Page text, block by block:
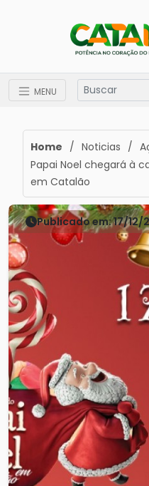
MENU
Home / Noticias /
Papai Noel chegará à
em Catalão
Publicado em: 17/12/